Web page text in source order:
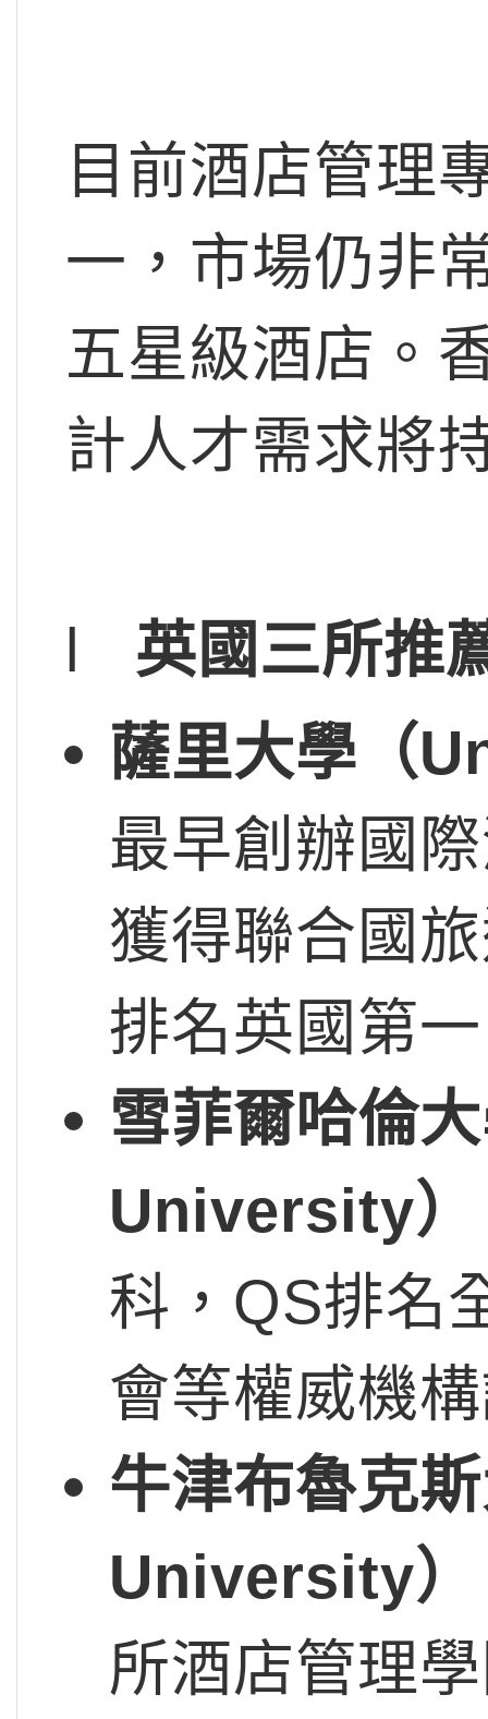
目前酒店管理
一，市場仍非
五星級酒店。
計人才需求將
l 英國三所推
薩里大學（
最早創辦國
獲得聯合國
排名英國第
雪菲爾哈倫
University）
科，QS排名
會等權威機
牛津布魯克
University）
所酒店管理